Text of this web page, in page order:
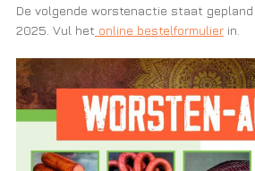
De volgende worstenactie staat gepland
2025. Vul het online bestelformulierin.